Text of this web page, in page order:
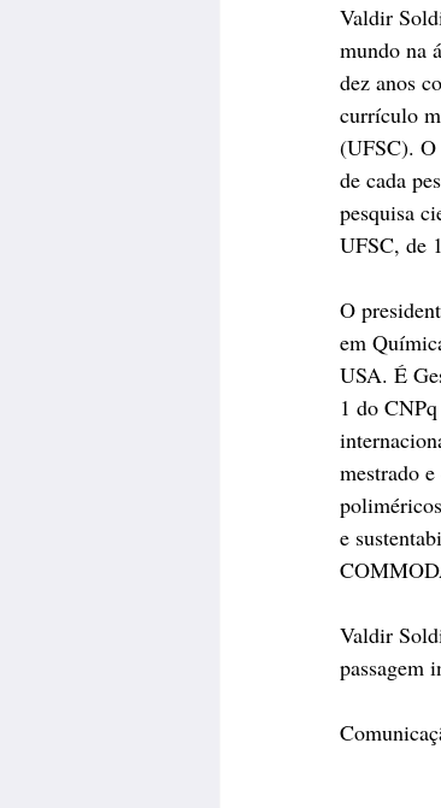
Valdir
mundo na
dez anos
currículo
(UFSC). O
de cada
pesquisa
UFSC, de
O
em
USA. É
1 do
mestrado
e
Valdir
passagem